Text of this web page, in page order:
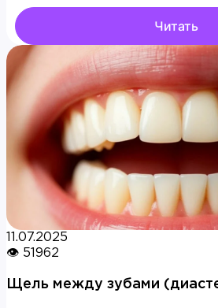
Читать
11.07.2025
👁 51962
Щель между зубами